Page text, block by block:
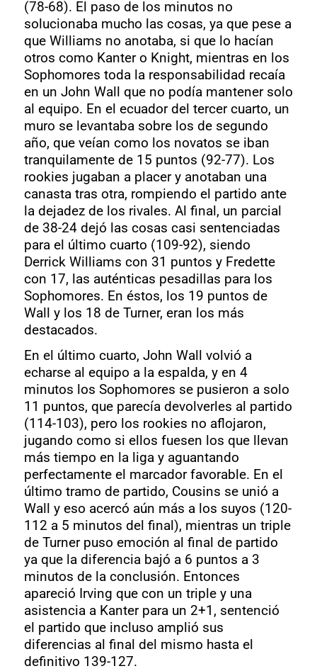
(78-68). El paso de los minutos no
solucionaba mucho las cosas, ya que pese a
que Williams no anotaba, si que lo hacían
otros como Kanter o Knight, mientras en los
Sophomores toda la responsabilidad recaía
en un John Wall que no podía mantener solo
al equipo. En el ecuador del tercer cuarto, un
muro se levantaba sobre los de segundo
año, que veían como los novatos se iban
tranquilamente de 15 puntos (92-77). Los
rookies jugaban a placer y anotaban una
canasta tras otra, rompiendo el partido ante
la dejadez de los rivales. Al final, un parcial
de 38-24 dejó las cosas casi sentenciadas
para el último cuarto (109-92), siendo
Derrick Williams con 31 puntos y Fredette
con 17, las auténticas pesadillas para los
Sophomores. En éstos, los 19 puntos de
Wall y los 18 de Turner, eran los más
destacados.
En el último cuarto, John Wall volvió a
echarse al equipo a la espalda, y en 4
minutos los Sophomores se pusieron a solo
11 puntos, que parecía devolverles al partido
(114-103), pero los rookies no aflojaron,
jugando como si ellos fuesen los que llevan
más tiempo en la liga y aguantando
perfectamente el marcador favorable. En el
último tramo de partido, Cousins se unió a
Wall y eso acercó aún más a los suyos (120-
112 a 5 minutos del final), mientras un triple
de Turner puso emoción al final de partido
ya que la diferencia bajó a 6 puntos a 3
minutos de la conclusión. Entonces
apareció Irving que con un triple y una
asistencia a Kanter para un 2+1, sentenció
el partido que incluso amplió sus
diferencias al final del mismo hasta el
definitivo 139-127.